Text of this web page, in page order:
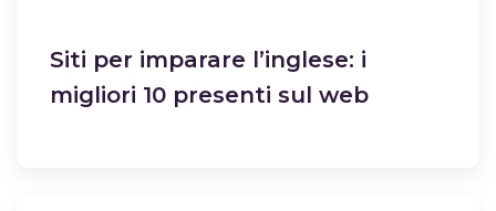
Siti per imparare l’inglese: i
migliori 10 presenti sul web